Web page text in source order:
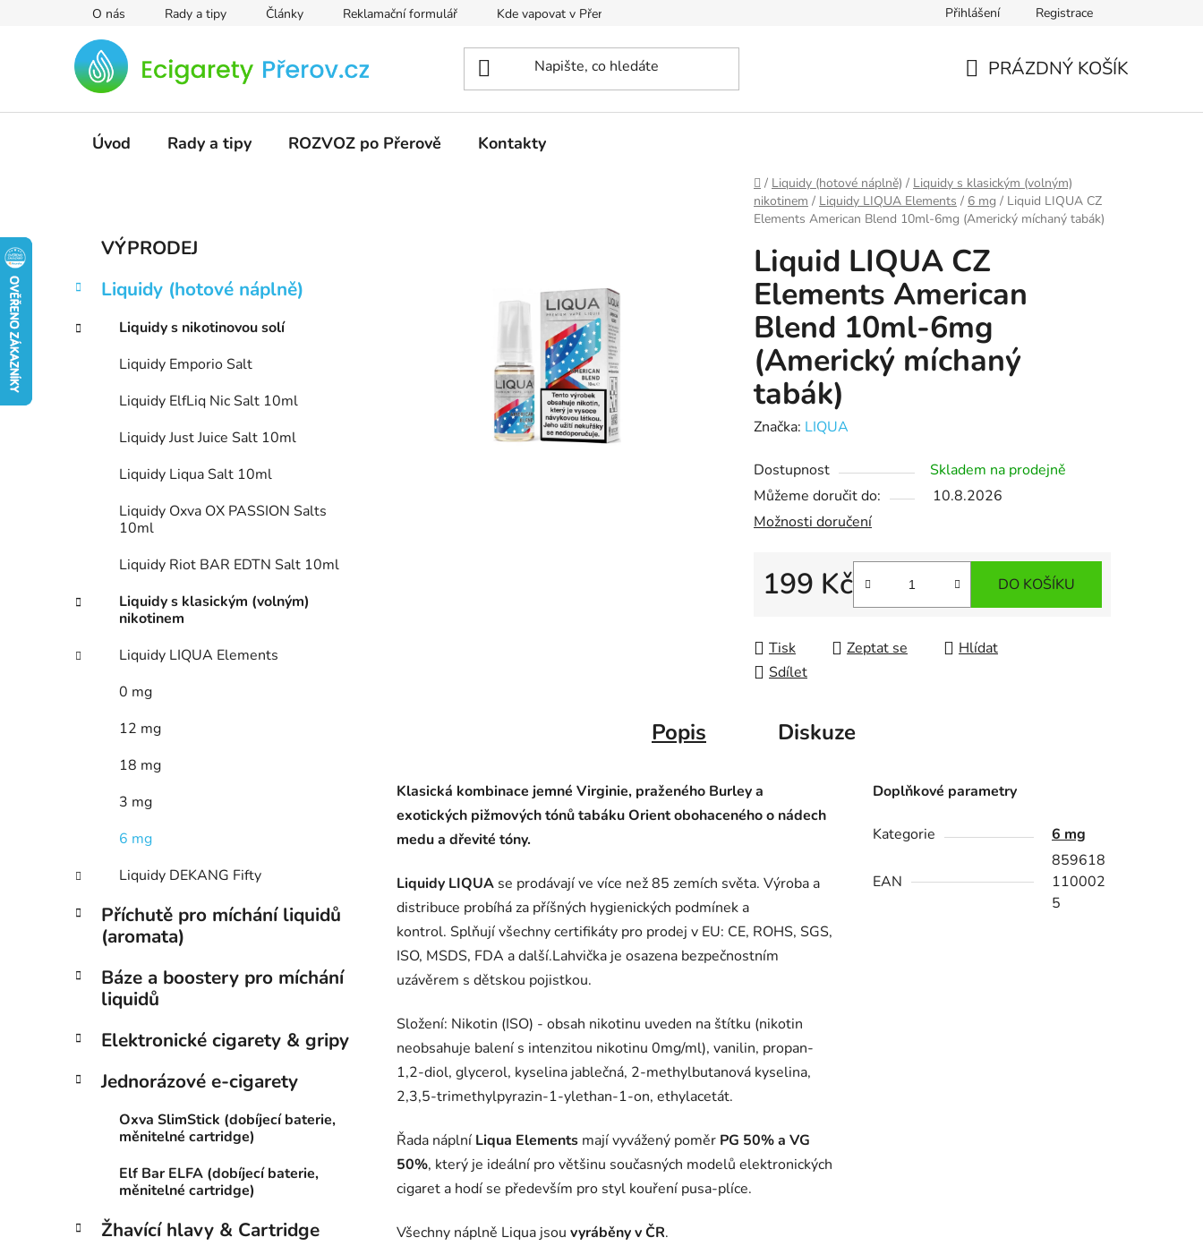
O nás Rady a tipy Články Reklamační formulář Kde vapovat v Přerově? Zásady zpracování osobních údajů
Přihlášení Registrace
PRÁZDNÝ KOŠÍK
Úvod Rady a tipy ROZVOZ po Přerově Kontakty
Domů
/ Liquidy (hotové náplně) / Liquidy s klasickým (volným)
nikotinem / Liquidy LIQUA Elements / 6 mg / Liquid LIQUA CZ
Elements American Blend 10ml-6mg (Americký míchaný tabák)
s
r
Přeskočit
kategorie
e
o
VÝPRODEJ
Liquidy (hotové náplně)
Liquidy s nikotinovou solí
Liquidy Emporio Salt
Liquidy ElfLiq Nic Salt 10ml
Liquidy Just Juice Salt 10ml
Liquidy Liqua Salt 10ml
Liquidy Oxva OX PASSION Salts
10ml
Liquidy Riot BAR EDTN Salt 10ml
Liquidy s klasickým (volným)
nikotinem
Liquidy LIQUA Elements
0 mg
12 mg
18 mg
3 mg
6 mg
Liquidy DEKANG Fifty
Příchutě pro míchání liquidů
(aromata)
Báze a boostery pro míchání
liquidů
Elektronické cigarety & gripy
Jednorázové e-cigarety
Oxva SlimStick (dobíjecí baterie,
měnitelné cartridge)
Elf Bar ELFA (dobíjecí baterie,
měnitelné cartridge)
Žhavící hlavy & Cartridge
Liquid LIQUA CZ
Elements American
Blend 10ml-6mg
(Americký míchaný
tabák)
Značka: LIQUA
Dostupnost
Skladem na prodejně
Můžeme doručit do:
10.8.2026
Možnosti doručení
199 Kč DO KOŠÍKU
Tisk Zeptat se
Hlídat
Sdílet
Popis Diskuze
Klasická kombinace jemné Virginie, praženého Burley a
exotických pižmových tónů tabáku Orient obohaceného o nádech
medu a dřevité tóny.
Liquidy LIQUA se prodávají ve více než 85 zemích světa. Výroba a
distribuce probíhá za příšných hygienických podmínek a
kontrol. Splňují všechny certifikáty pro prodej v EU: CE, ROHS, SGS,
ISO, MSDS, FDA a další.Lahvička je osazena bezpečnostním
uzávěrem s dětskou pojistkou.
Složení: Nikotin (ISO) - obsah nikotinu uveden na štítku (nikotin
neobsahuje balení s intenzitou nikotinu 0mg/ml), vanilin, propan-
1,2-diol, glycerol, kyselina jablečná, 2-methylbutanová kyselina,
2,3,5-trimethylpyrazin-1-ylethan-1-on, ethylacetát.
Řada náplní Liqua Elements mají vyvážený poměr PG 50% a VG
50%, který je ideální pro většinu současných modelů elektronických
cigaret a hodí se především pro styl kouření pusa-plíce.
Všechny náplně Liqua jsou vyráběny v ČR.
Doplňkové parametry
Kategorie 6 mg
EAN
859618
110002
5